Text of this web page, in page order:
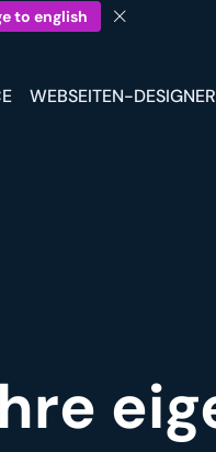
to english
WEBSEITEN-DESIGNER